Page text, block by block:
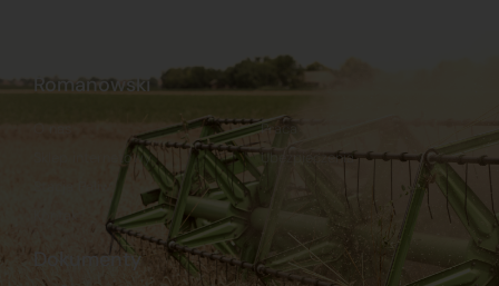
Dokumenty
Romanowski
Sklep internetowy
Praca
Ubezpieczenia